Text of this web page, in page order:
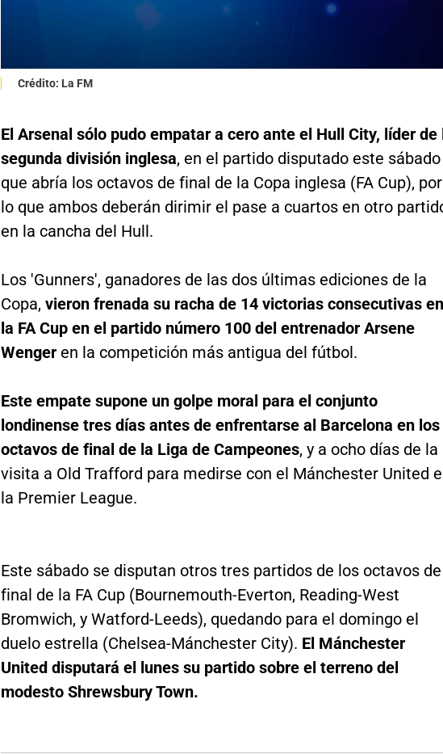
Crédito: La FM
El Arsenal sólo pudo empatar a cero ante el Hull City, líder de
segunda división inglesa, en el partido disputado este sábado
que abría los octavos de final de la Copa inglesa (FA Cup), por
lo que ambos deberán dirimir el pase a cuartos en otro
en la cancha del Hull.
Los 'Gunners', ganadores de las dos últimas ediciones de la
Copa, vieron frenada su racha de 14 victorias consecutivas en
la FA Cup en el partido número 100 del entrenador Arsene
Wenger en la competición más antigua del fútbol.
Este empate supone un golpe moral para el conjunto
londinense tres días antes de enfrentarse al Barcelona en los
octavos de final de la Liga de Campeones, y a ocho días de la
visita a Old Trafford para medirse con el Mánchester United
la Premier League.
Este sábado se disputan otros tres partidos de los octavos de
final de la FA Cup (Bournemouth-Everton, Reading-West
Bromwich, y Watford-Leeds), quedando para el domingo el
duelo estrella (Chelsea-Mánchester City). El Mánchester
United disputará el lunes su partido sobre el terreno del
modesto Shrewsbury Town.